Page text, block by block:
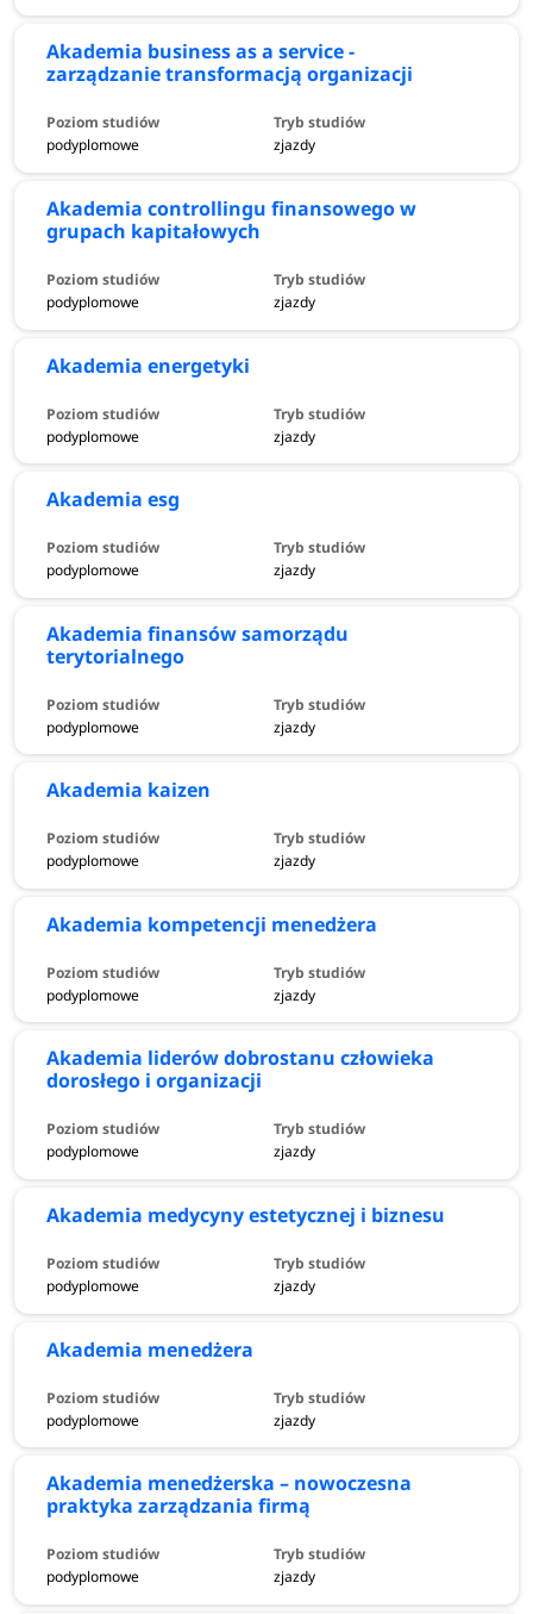
Akademia business as a service -
zarządzanie transformacją organizacji
podyplomowe zjazdy
Akademia controllingu finansowego w
grupach kapitałowych
podyplomowe zjazdy
Akademia energetyki
podyplomowe zjazdy
Akademia esg
podyplomowe zjazdy
Akademia finansów samorządu
terytorialnego
podyplomowe zjazdy
Akademia kaizen
podyplomowe zjazdy
Akademia kompetencji menedżera
podyplomowe zjazdy
Akademia liderów dobrostanu człowieka
dorosłego i organizacji
podyplomowe zjazdy
Akademia medycyny estetycznej i biznesu
podyplomowe zjazdy
Akademia menedżera
podyplomowe zjazdy
Akademia menedżerska – nowoczesna
praktyka zarządzania firmą
podyplomowe zjazdy